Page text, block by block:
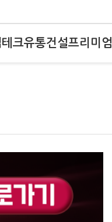
테크유통건설프리미엄